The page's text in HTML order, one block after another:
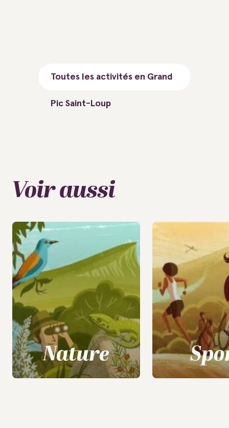
Toutes les activités en Grand
Pic Saint-Loup
Voir aussi
Nature